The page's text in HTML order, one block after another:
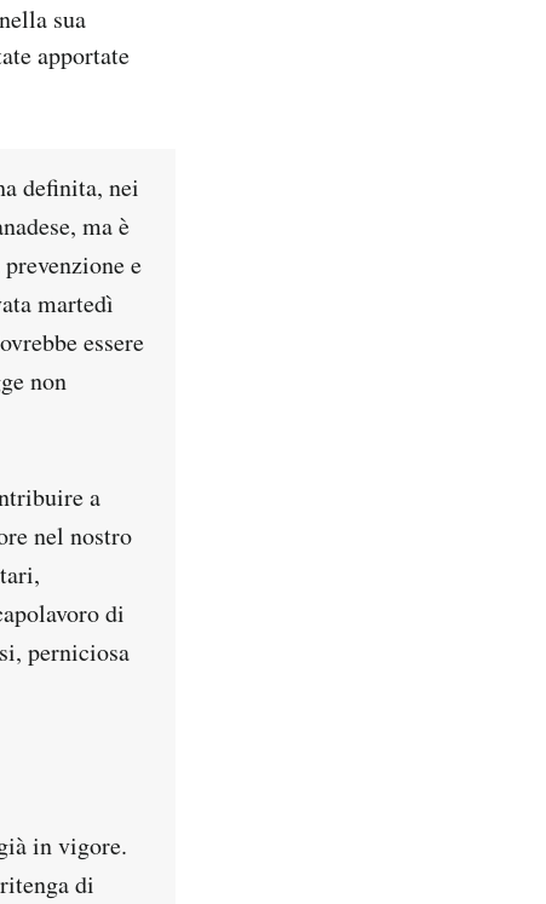
sua
apportate
definita, nei
ma è
e
martedì
essere
non
a
nel nostro
di
perniciosa
in vigore.
di